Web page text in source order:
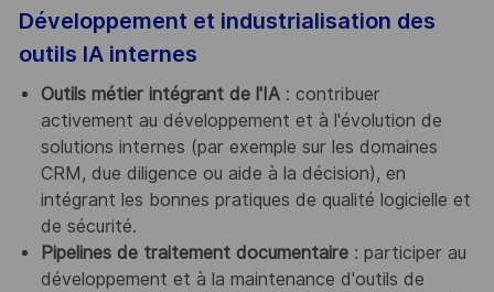
Développement et industrialisation des
outils IA internes
Outils métier intégrant de l'IA: contribuer
activement au développement et à l'évolution de
solutions internes (par exemple sur les domaines
CRM, due diligence ou aide à la décision), en
intégrant les bonnes pratiques de qualité logicielle et
de sécurité.
Pipelines de traitement documentaire: participer au
développement et à la maintenance d'outils de